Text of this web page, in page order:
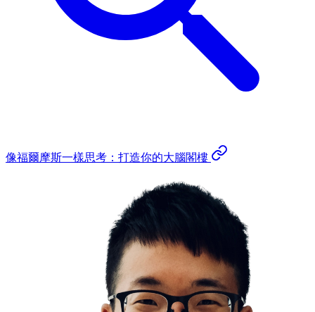
像福爾摩斯一樣思考：打造你的大腦閣樓